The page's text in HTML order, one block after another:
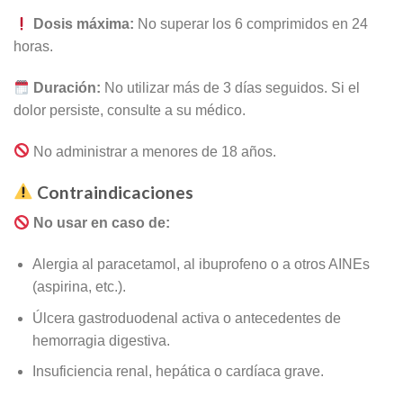
Dosis máxima: No superar los 6 comprimidos en 24
horas.
Duración: No utilizar más de 3 días seguidos. Si el
dolor persiste, consulte a su médico.
No administrar a menores de 18 años.
Contraindicaciones
No usar en caso de:
Alergia al paracetamol, al ibuprofeno o a otros AINEs
(aspirina, etc.).
Úlcera gastroduodenal activa o antecedentes de
hemorragia digestiva.
Insuficiencia renal, hepática o cardíaca grave.